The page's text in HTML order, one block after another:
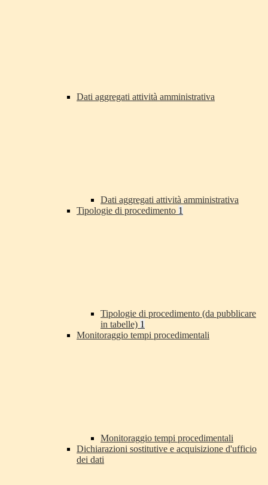
Dati aggregati attività amministrativa
Dati aggregati attività amministrativa
Tipologie di procedimento 1
Tipologie di procedimento (da pubblicare
in tabelle) 1
Monitoraggio tempi procedimentali
Monitoraggio tempi procedimentali
Dichiarazioni sostitutive e acquisizione d'ufficio
dei dati